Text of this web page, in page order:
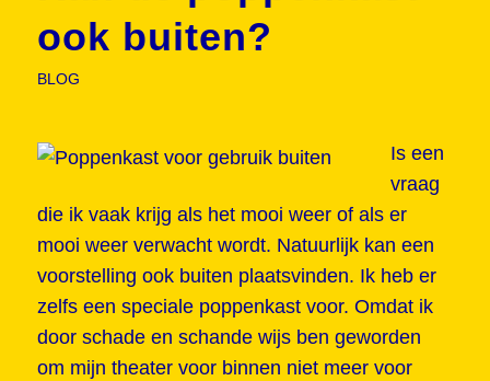
ook buiten?
BLOG
Is een
vraag
die ik vaak krijg als het mooi weer of als er
mooi weer verwacht wordt. Natuurlijk kan een
voorstelling ook buiten plaatsvinden. Ik heb er
zelfs een speciale poppenkast voor. Omdat ik
door schade en schande wijs ben geworden
om mijn theater voor binnen niet meer voor